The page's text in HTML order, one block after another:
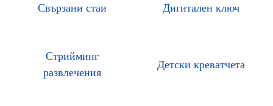
Свързани стаи Дигитален ключ
Стрийминг
развлечения
Детски креватчета